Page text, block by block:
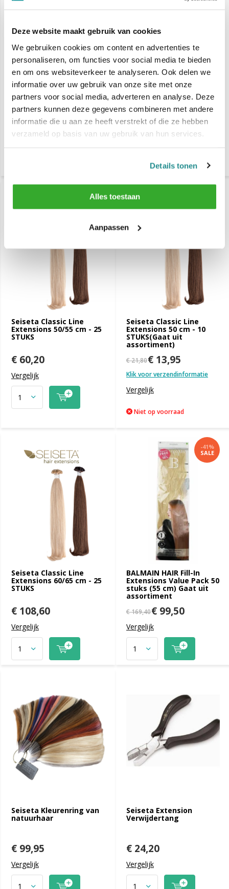
Deze website maakt gebruik van cookies
We gebruiken cookies om content en advertenties te
personaliseren, om functies voor social media te bieden
en om ons websiteverkeer te analyseren. Ook delen we
informatie over uw gebruik van onze site met onze
partners voor social media, adverteren en analyse. Deze
partners kunnen deze gegevens combineren met andere
informatie die u aan ze heeft verstrekt of die ze hebben
verzameld op basis van uw gebruik van hun services.
Details tonen
Alles toestaan
Aanpassen
Seiseta Extension
€ 24,20
Vergelijk
Seiseta Classic Line
STUKS
€ 46,60
Vergelijk
Seiseta Classic Line
Extensions 50/55 cm - 25
STUKS
€ 60,20
Vergelijk
Seiseta Classic Line
Extensions 50 cm - 10
STUKS(Gaat uit
assortiment)
€ 21,80€ 13,95
Klik voor verzendinformatie
Vergelijk
Niet op voorraad
Seiseta Classic Line
Extensions 60/65 cm - 25
STUKS
€ 108,60
Vergelijk
BALMAIN HAIR Fill-In
Extensions Value Pack 50
stuks (55 cm) Gaat uit
assortiment
-41%
SALE
€ 169,40€ 99,50
Vergelijk
Seiseta Kleurenring van
natuurhaar
€ 99,95
Vergelijk
Seiseta Extension
Verwijdertang
€ 24,20
Vergelijk